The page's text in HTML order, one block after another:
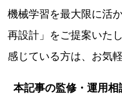
機械学習を最大限に活
再設計」をご提案いた
感じている方は、お気
本記事の監修・運用相